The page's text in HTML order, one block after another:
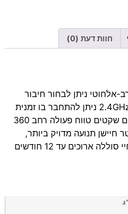
חוות דעת (0)
אלחוטי ניתן לבחור חיבור
אלחוטי Bluetooth או 2.4GHz ניתן להתחבר בו זמנית
עד ל-3 מכשירים לחצנים שקטים טווח פעולה רחב 360
שידור עד 10 מטר חיישן תנועה מדויק ביותר,